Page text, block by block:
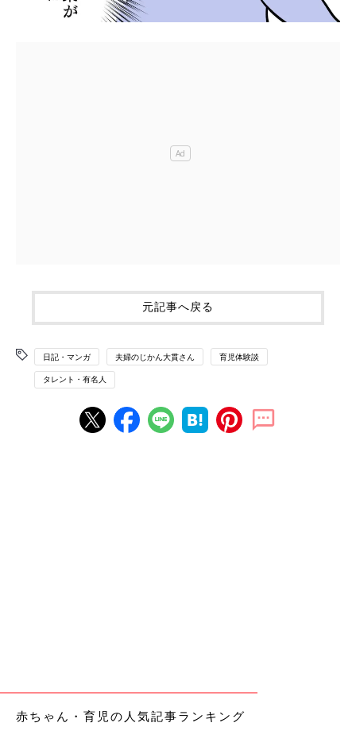
元記事へ戻る
日記・マンガ 夫婦のじかん大貫さん 育児体験談
タレント・有名人
赤ちゃん・育児の人気記事ランキング